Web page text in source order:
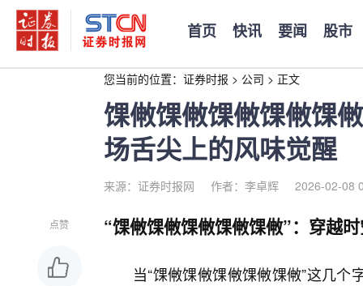
首页 快讯 要闻 股市
您当前的位置： 证券时报 > 公司 > 正文
馃敒馃敒馃敒馃敒馃
场舌尖上的风味觉醒
来源：证券时报网 作者：李卓辉 2026-02-08
点赞 “馃敒馃敒馃敒馃敒馃敒”：穿越
当“馃敒馃敒馃敒馃敒馃敒”这几